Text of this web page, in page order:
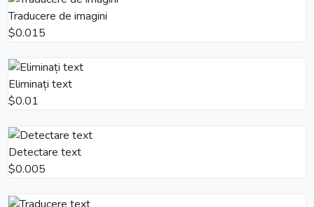
Traducere de imagini
$0.015
Eliminați text
$0.01
Detectare text
$0.005